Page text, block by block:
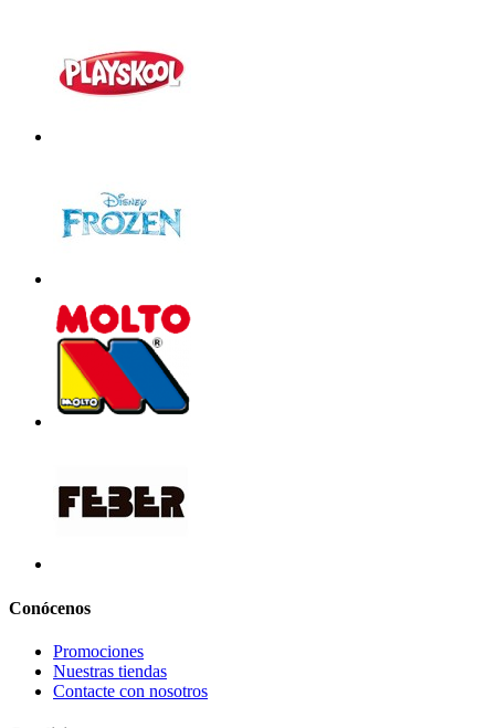
Conócenos
Promociones
Nuestras tiendas
Contacte con nosotros